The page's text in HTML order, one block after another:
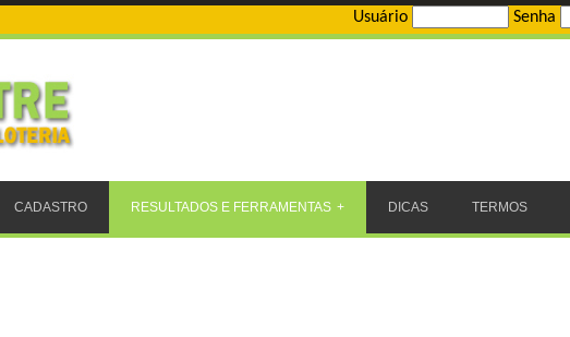
Usuário Senha
CADASTRO RESULTADOS E FERRAMENTAS DICAS TERMOS